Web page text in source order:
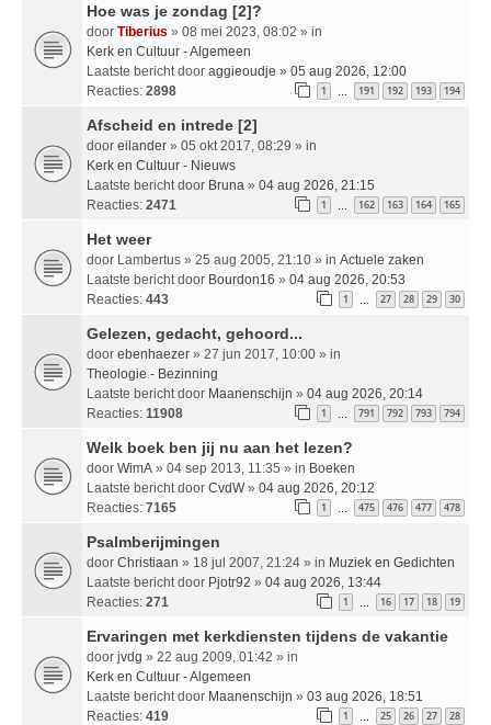
Hoe was je zondag [2]?
door Tiberius » 08 mei 2023, 08:02 » in
Kerk en Cultuur - Algemeen
Laatste bericht door aggieoudje » 05 aug 2026, 12:00
Reacties: 2898 1 … 191 192 193 194
Afscheid en intrede [2]
door eilander » 05 okt 2017, 08:29 » in
Kerk en Cultuur - Nieuws
Laatste bericht door Bruna » 04 aug 2026, 21:15
Reacties: 2471 1 … 162 163 164 165
Het weer
door Lambertus » 25 aug 2005, 21:10 » in Actuele zaken
Laatste bericht door Bourdon16 » 04 aug 2026, 20:53
Reacties: 443 1 … 27 28 29 30
Gelezen, gedacht, gehoord...
door ebenhaezer » 27 jun 2017, 10:00 » in
Theologie - Bezinning
Laatste bericht door Maanenschijn » 04 aug 2026, 20:14
Reacties: 11908 1 … 791 792 793 794
Welk boek ben jij nu aan het lezen?
door WimA » 04 sep 2013, 11:35 » in Boeken
Laatste bericht door CvdW» 04 aug 2026, 20:12
Reacties: 7165 1 … 475 476 477 478
Psalmberijmingen
door Christiaan » 18 jul 2007, 21:24 » in Muziek en Gedichten
Laatste bericht door Pjotr92 » 04 aug 2026, 13:44
Reacties: 271 1 … 16 17 18 19
Ervaringen met kerkdiensten tijdens de vakantie
door jvdg » 22 aug 2009, 01:42 » in
Kerk en Cultuur - Algemeen
Laatste bericht door Maanenschijn » 03 aug 2026, 18:51
Reacties: 419 1 … 25 26 27 28